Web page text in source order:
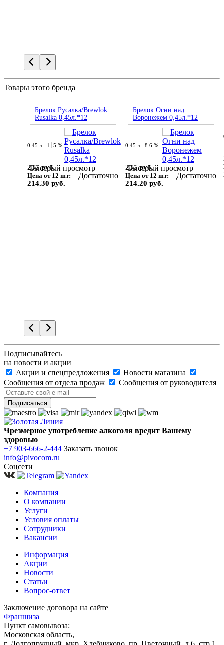
Товары этого бренда
Брелок Русалка/Brewlok
Rusalka 0,45л.*12
Быстрый просмотр
0.45 л. 1 5 %
237 руб.
Цена от 12 шт:
214.30 руб.
Достаточно
Брелок Огни над
Воронежем 0,45л.*12
Быстрый просмотр
0.45 л. 8.6 %
235 руб.
Цена от 12 шт:
214.20 руб.
Достаточно
Подписывайтесь
на новости и акции
Акции и спецпредложения
Новости магазина
Сообщения от отдела продаж
Сообщения от руководителя
Чрезмерное употребление алкоголя вредит Вашему
здоровью
+7 903-666-2-444 Заказать звонок
info@pivocom.ru
Соцсети
Компания
О компании
Услуги
Условия оплаты
Сотрудники
Вакансии
Информация
Акции
Новости
Статьи
Вопрос-ответ
Заключение договора на сайте
Франшиза
Пункт самовывоза:
Московская область,